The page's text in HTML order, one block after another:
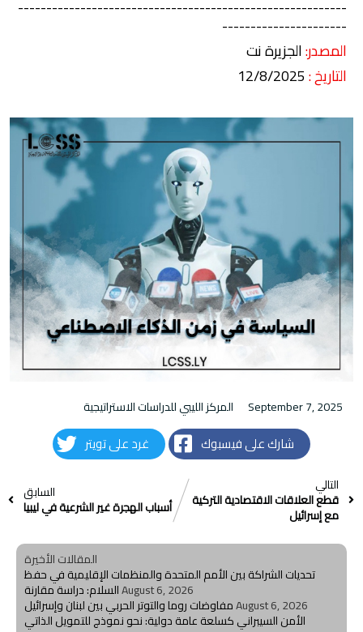
----------------------------------------------------------
----------------------
المصدر:الجزيرة نت
التاريخ :
المركز الليبي للدراسات الاستراتيجية September 7, 2025
غرد على تويتر شارك على فيسبوك
السابق
أسباب الهجرة غير الشرعية في ليبيا
التالي
قطع العلاقات الاقتصادية التركية
مع إسرائيل
المقالات الأخيرة
تحديات الشراكة بين الأمم المتحدة والمنظمات الإقليمية في حفظ
السلام: دراسة مقارنةAugust 6, 2026
مفاوضات روما والتوتر الحربي بين لبنان وإسرائيلAugust 6, 2026
الأمن السيبراني كسلعة عامة دولية: نحو نموذج للتمويل الذاتي